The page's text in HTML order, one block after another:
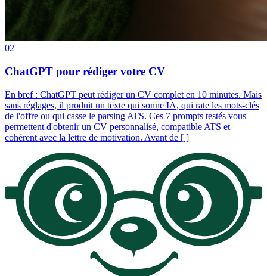
02
ChatGPT pour rédiger votre CV
En bref : ChatGPT peut rédiger un CV complet en 10 minutes. Mais
sans réglages, il produit un texte qui sonne IA, qui rate les mots-clés
de l'offre ou qui casse le parsing ATS. Ces 7 prompts testés vous
permettent d'obtenir un CV personnalisé, compatible ATS et
cohérent avec la lettre de motivation. Avant de [ ]